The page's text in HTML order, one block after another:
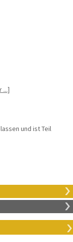
...]
und ist Teil